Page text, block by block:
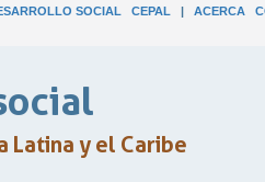
SOCIAL CEPAL | ACERCA
Latina y el Caribe